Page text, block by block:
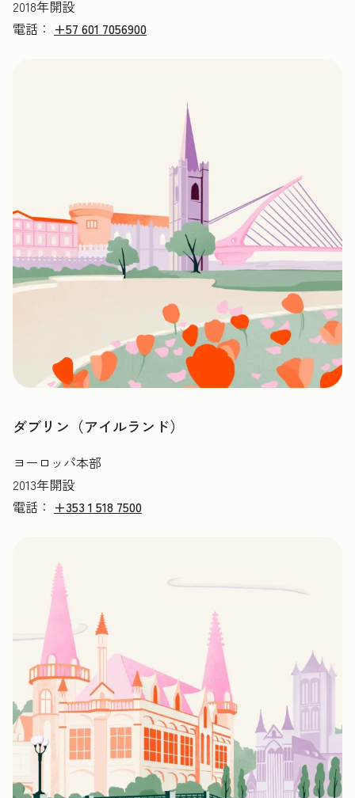
2018年開設
電話： +57 601 7056900
ダブリン（アイルランド）
ヨーロッパ本部
2013年開設
電話： +353 1 518 7500